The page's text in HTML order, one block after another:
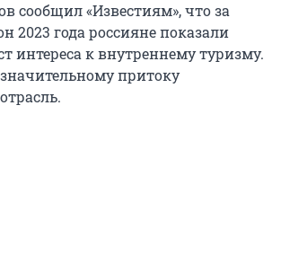
сообщил «Известиям», что за
2023 года россияне показали
интереса к внутреннему туризму.
притоку